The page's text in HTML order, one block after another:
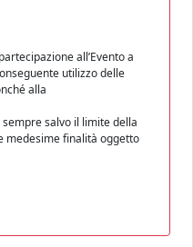
all’Evento a
utilizzo delle
alla
salvo il limite della
medesime finalità oggetto